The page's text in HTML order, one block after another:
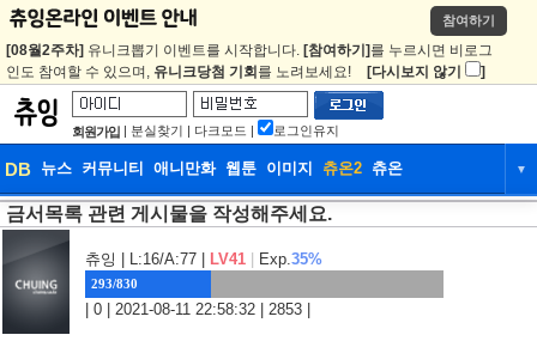
참여하기
[08월2주차] 유니크뽑기 이벤트를 시작합니다. [참여하기] 를 누르시면 비로그
인도 참여할 수 있으며, 유니크당첨 기회 를 노려보세요! [다시보지 않기 ]
회원가입 | 분실찾기 | 다크모드 | 로그인유지
DB 뉴스 커뮤니티 애니만화 웹툰 이미지 츄온2 츄온 ▼
DB 뉴스 커뮤니티
웹툰 이미지 츄온2
금서목록 관련 게시물을 작성해주세요.
츄잉 | L:16/A:77 | LV41 Exp.35%
293/830
| 0 | 2021-08-11 22:58:32 | 2853 |